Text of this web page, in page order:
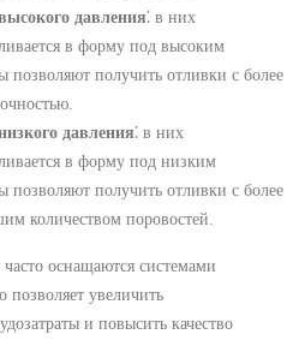
давления⁚ в них
в форму под высоким
получить отливки с более
давления⁚ в них
в форму под низким
получить отливки с более
количеством поровостей.
оснащаются системами
позволяет увеличить
и повысить качество